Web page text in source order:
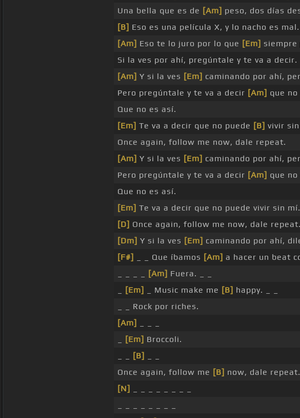
Una bella que es de [Am] peso, dos días
[B] Eso es una película X, y lo nacho es mal.
[Am] Eso te lo juro por lo que [Em] siempre
Si la ves por ahí, pregúntale y te va a decir.
[Am] Y si la ves [Em] caminando por ahí,
Pero pregúntale y te va a decir [Am] que
Que no es así.
[Em] Te va a decir que no puede [B] vivir
Once again, follow me now, dale repeat.
[Am] Y si la ves [Em] caminando por ahí,
Pero pregúntale y te va a decir [Am] que
Que no es así.
[Em] Te va a decir que no puede vivir sin mí.
[D] Once again, follow me now, dale repeat.
[Dm] Y si la ves [Em] caminando por ahí,
[F#]
_ _ Que íbamos [Am] a hacer un beat
[Am] Fuera. _ _
[Em] _ Music make me [B] happy. _ _
_ _ Rock por riches.
[Am]
[Em] Broccoli.
[B]
Once again, follow me [B] now, dale repeat.
[N]